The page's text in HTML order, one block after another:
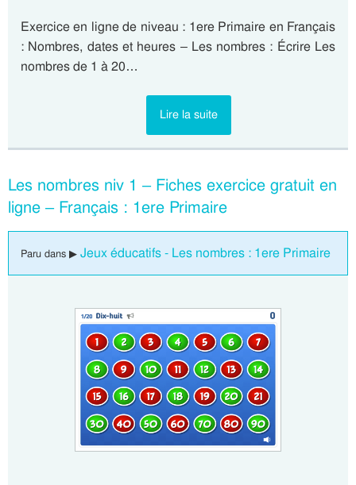
Exercice en ligne de niveau : 1ere Primaire en Français
: Nombres, dates et heures – Les nombres : Écrire Les
nombres de 1 à 20…
Lire la suite
Les nombres niv 1 – Fiches exercice gratuit en
ligne – Français : 1ere Primaire
Paru dans ▶ Jeux éducatifs - Les nombres : 1ere Primaire